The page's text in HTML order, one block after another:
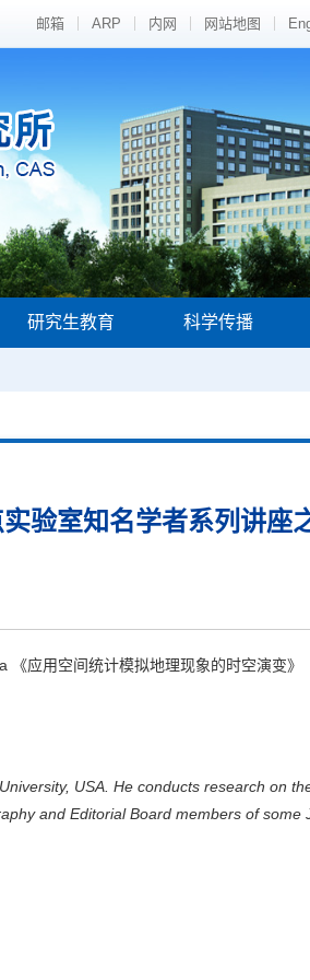
邮箱 ARP 内网 网站地图
研究生教育 科学传播
验室知名学者系列讲座
《应用空间统计模拟地理现象的时空演变》
USA. He conducts research on
and Editorial Board members of some